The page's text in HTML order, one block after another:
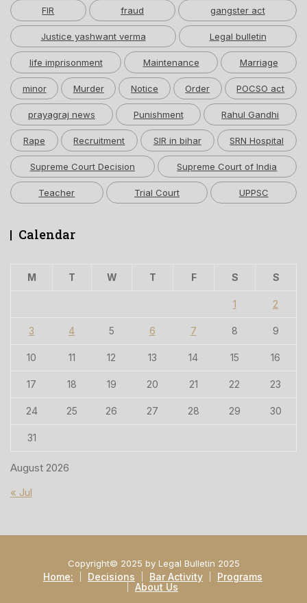
FIR fraud gangster act
Justice yashwant verma Legal bulletin
life imprisonment Maintenance Marriage
minor Murder Notice Order POCSO act
prayagraj news Punishment Rahul Gandhi
Rape Recruitment SIR in bihar SRN Hospital
Supreme Court Decision Supreme Court of India
Teacher Trial Court UPPSC
Calendar
August 2026
M T W T F S S
1 2
3 4 5 6 7 8 9
10 11 12 13 14 15 16
17 18 19 20 21 22 23
24 25 26 27 28 29 30
31
« Jul
Copyright© 2025 by Legal Bulletin 2025
Home: Decisions Bar Activity
Programs
About Us